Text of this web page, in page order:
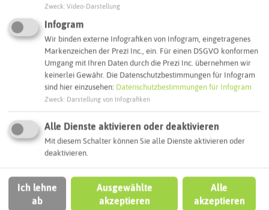
Erlbruch
45657 Recklinghausen
Webseite
Interaktive Karte
Routenplanung zum Ziel:
Autoroute finden
Zweck Video-Darstellung
Infogram
Wir binden externe Infografiken von Infogram, eingetragenes
Markenzeichen der Prezi Inc., ein. Für einen DSGVO konformen
Umgang mit Ihren Daten durch die Prezi Inc. übernehmen wir
keinerlei Gewähr. Die Datenschutzbestimmungen für Infogram
sind hier einzusehen: Datenschutzbestimmungen für Infogram
Zweck Darstellung von Infografiken
Alle Dienste aktivieren oder deaktivieren
Mit diesem Schalter können Sie alle Dienste aktivieren oder
deaktivieren.
Ich lehne
ab
Ausgewählte
akzeptieren
Alle
akzeptieren